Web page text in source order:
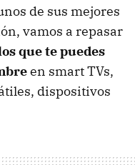
de sus mejores
vamos a repasar
que te puedes
en smart TVs,
dispositivos